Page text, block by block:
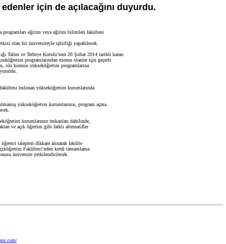
için de açılacağını duyurdu.
eğitim veya eğitim bilimleri fakültesi
olan bir üniversiteyle işbirliği yapabilecek.
Talim ve Terbiye Kurulu’nun 20 Şubat 2014 tarihli kararı
programlarından mezun olanlar için geçerli
söz konusu yükseköğretim programlarına
bulunan yükseköğretim kurumlarında
yükseköğretim kurumlarının, program açma
kurumlarının imkanları dahilinde,
ve açık öğretim gibi farklı alternatifler
talepleri dikkate alınarak fakülte
Fakültesi’nden kredi tamamlama
üniversite yetkilendirilecek.